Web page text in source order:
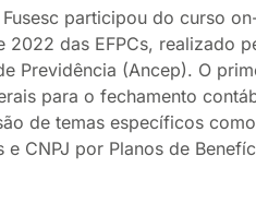
participou do curso
2022 das EFPCs, realizado
Previdência (Ancep). O
para o fechamento
de temas específicos
CNPJ por Planos de